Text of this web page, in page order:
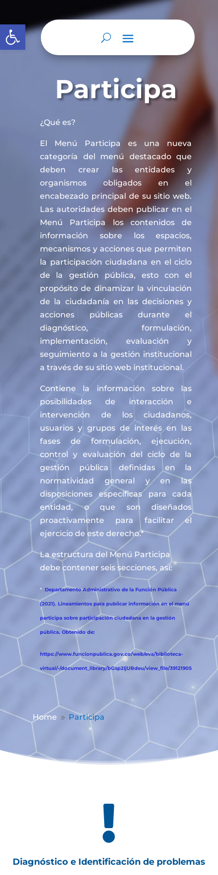
Abrir barra de herramientas
Participa
¿Qué es?
El Menú Participa es una nueva
categoría del menú destacado que
deben crear las entidades y
organismos obligados en el
encabezado principal de su sitio web.
Las autoridades deben publicar en el
Menú Participa los contenidos de
información sobre los espacios,
mecanismos y acciones que permiten
la participación ciudadana en el ciclo
de la gestión pública, esto con el
propósito de dinamizar la vinculación
de la ciudadanía en las decisiones y
acciones públicas durante el
diagnóstico, formulación,
implementación, evaluación y
seguimiento a la gestión institucional
a través de su sitio web institucional.
Contiene la información sobre las
posibilidades de interacción e
intervención de los ciudadanos,
usuarios y grupos de interés en las
fases de formulación, ejecución,
control y evaluación del ciclo de la
gestión pública definidas en la
normatividad general y en las
disposiciones específicas para cada
entidad, o que son diseñados
proactivamente para facilitar el
ejercicio de este derecho.*
La estructura del Menú Participa
debe contener seis secciones, así:
* Departamento Administrativo de la Función Pública
(2021). Lineamientos para publicar información en el menú
participa sobre participación ciudadana en la gestión
pública. Obtenido de:
https://www.funcionpublica.gov.co/web/eva/biblioteca-
virtual/-/document_library/bGsp2IjUBdeu/view_file/39121905
Home 9 Participa

Diagnóstico e Identificación de problemas